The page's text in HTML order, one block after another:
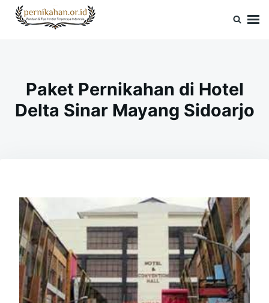
SkipSearch
for:
Paket Pernikahan di Hotel
Delta Sinar Mayang Sidoarjo